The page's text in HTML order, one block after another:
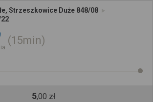
Strzeszkowice Duże 848/08
15min
5,00 zł